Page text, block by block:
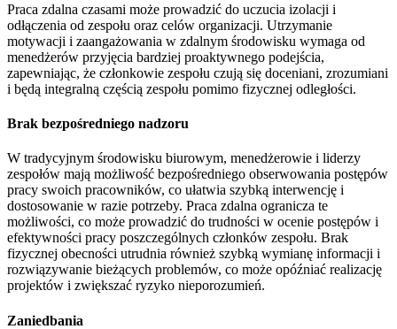
Praca zdalna czasami może prowadzić do uczucia izolacji i
odłączenia od zespołu oraz celów organizacji. Utrzymanie
motywacji i zaangażowania w zdalnym środowisku wymaga od
menedżerów przyjęcia bardziej proaktywnego podejścia,
zapewniając, że członkowie zespołu czują się doceniani, zrozumiani
i będą integralną częścią zespołu pomimo fizycznej odległości.
Brak bezpośredniego nadzoru
W tradycyjnym środowisku biurowym, menedżerowie i liderzy
zespołów mają możliwość bezpośredniego obserwowania postępów
pracy swoich pracowników, co ułatwia szybką interwencję i
dostosowanie w razie potrzeby. Praca zdalna ogranicza te
możliwości, co może prowadzić do trudności w ocenie postępów i
efektywności pracy poszczególnych członków zespołu. Brak
fizycznej obecności utrudnia również szybką wymianę informacji i
rozwiązywanie bieżących problemów, co może opóźniać realizację
projektów i zwiększać ryzyko nieporozumień.
Zaniedbania